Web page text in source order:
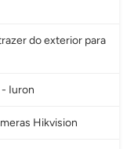
do exterior para
Iuron
Hikvision